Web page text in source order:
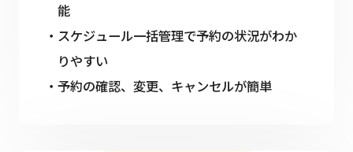
能
スケジュール一括管理で予約の状況がわか
りやすい
予約の確認、変更、キャンセルが簡単